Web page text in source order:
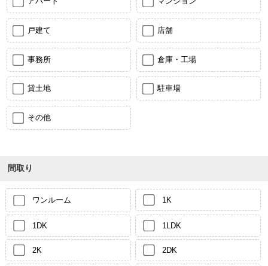
戸建て 店舗
事務所 倉庫・工場
貸土地 駐車場
その他
間取り
ワンルーム 1K
1DK 1LDK
2K 2DK